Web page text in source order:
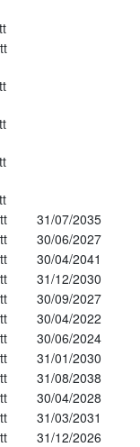
31/07/2035
30/06/2027
30/04/2041
31/12/2030
30/09/2027
30/04/2022
30/06/2024
31/01/2030
31/08/2038
30/04/2028
31/03/2031
31/12/2026